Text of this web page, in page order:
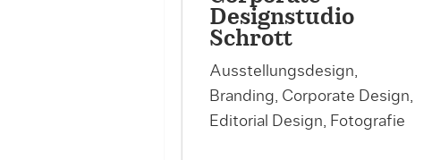
Designstudio
Schrott
Ausstellungsdesign,
Branding, Corporate Design,
Editorial Design, Fotografie